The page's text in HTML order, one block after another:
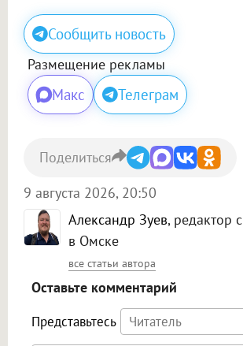
Сообщить новость
Размещение рекламы
Макс Телеграм
Александр Зуев, редактор
в Омске
все статьи автора
9 августа 2026, 20:50
Поделиться
Оставьте комментарий
Представьтесь